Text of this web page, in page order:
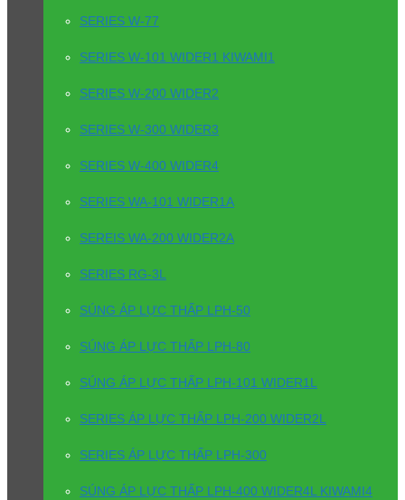
SERIES W-77
SERIES W-101 WIDER1 KIWAMI1
SERIES W-200 WIDER2
SERIES W-300 WIDER3
SERIES W-400 WIDER4
SERIES WA-101 WIDER1A
SEREIS WA-200 WIDER2A
SERIES RG-3L
SÚNG ÁP LỰC THẤP LPH-50
SÚNG ÁP LỰC THẤP LPH-80
SÚNG ÁP LỰC THẤP LPH-101 WIDER1L
SERIES ÁP LỰC THẤP LPH-200 WIDER2L
SERIES ÁP LỰC THẤP LPH-300
SÚNG ÁP LỰC THẤP LPH-400 WIDER4L KIWAMI4